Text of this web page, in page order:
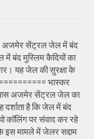
से अजमेर सेंट्रल जेल में बंद
में बंद मुस्लिम कैदियों का
यह जेल की सुरक्षा के
भास्कर
अजमेर सेंट्रल जेल का
दर्शाता है कि जेल में बंद
कॉलिंग पर संवाद कर रहे
इस मामले में जेलर सद्दाम